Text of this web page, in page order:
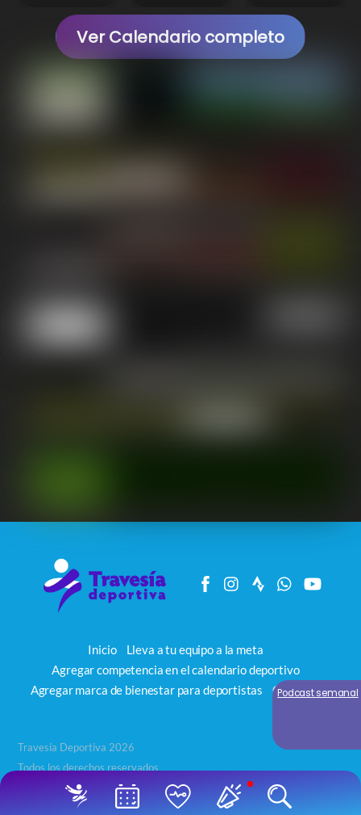
Ver Calendario completo
Inicio
Lleva a tu equipo a la meta
Agregar competencia en el calendario deportivo
Agregar marca de bienestar para deportistas
Contacto
Travesía Deportiva 2026
Todos los derechos reservados
Podcast semanal